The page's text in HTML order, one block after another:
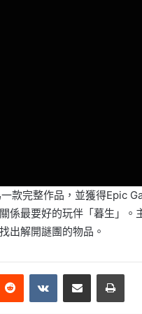
款完整作品，並獲得
係最要好的玩伴「暮生」
出解開謎團的物品。
Reddit VKontakteShare via Email Print